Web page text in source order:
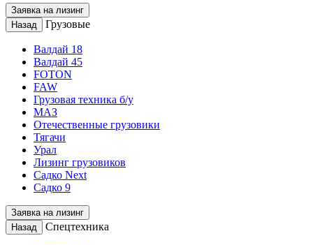
Заявка на лизинг
Назад
Грузовые
Валдай 18
Валдай 45
FOTON
FAW
Грузовая техника б/у
МАЗ
Отечественные грузовики
Тягачи
Урал
Лизинг грузовиков
Садко Next
Садко 9
Заявка на лизинг
Назад
Спецтехника